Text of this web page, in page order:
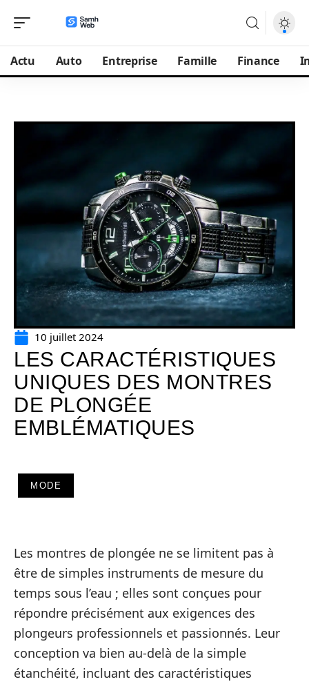
Actu Auto Entreprise Famille Finance
10 juillet 2024
LES CARACTÉRISTIQUES
UNIQUES DES MONTRES
DE PLONGÉE
EMBLÉMATIQUES
MODE
Les montres de plongée ne se limitent pas à
être de simples instruments de mesure du
temps sous l’eau ; elles sont conçues pour
répondre précisément aux exigences des
plongeurs professionnels et passionnés. Leur
conception va bien au-delà de la simple
étanchéité, incluant des caractéristiques